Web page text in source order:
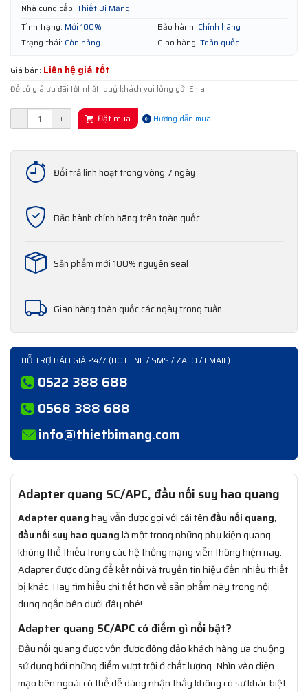
Nhà cung cấp: Thiết Bị Mạng
Tình trạng: Mới 100% Bảo hành: Chính hãng
Trạng thái: Còn hàng Giao hàng: Toàn quốc
Giá bán: Liên hệ giá tốt
Để có giá ưu đãi tốt nhất, quý khách vui lòng gửi Email!
- + Đặt mua Hướng dẫn mua
Đổi trả linh hoạt trong vòng 7 ngày
Bảo hành chính hãng trên toàn quốc
Sản phẩm mới 100% nguyên seal
Giao hàng toàn quốc các ngày trong tuần
HỖ TRỢ BÁO GIÁ 24/7 (HOTLINE / SMS / ZALO / EMAIL)
0522 388 688
0568 388 688
info@thietbimang.com
Adapter quang SC/APC, đầu nối suy hao quang
Adapter quanghay vẫn được gọi với cái tênđầu nối quang,
đầu nối suy hao quanglà một trong những phụ kiện quang
không thể thiếu trong các hệ thống mạng viễn thông hiện nay.
Adapter được dùng để kết nối và truyền tín hiệu đến nhiều thiết
bị khác. Hãy tìm hiểu chi tiết hơn về sản phẩm này trong nội
dung ngắn bên dưới đây nhé!
Adapter quang SC/APC có điểm gì nổi bật?
Đầu nối quang được vốn đươc đông đảo khách hàng ưa chuộng
sử dụng bởi những điểm vượt trội ở chất lượng. Nhìn vào diện
mạo bên ngoài có thể dễ dàng nhận thấy không có sư khác biệt